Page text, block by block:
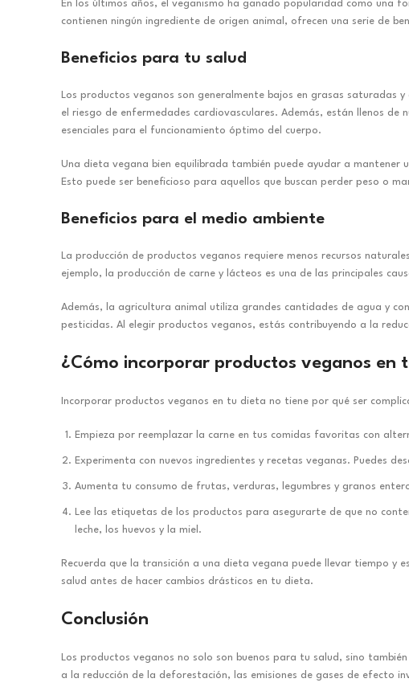
En los últimos años, el veganismo ha ganado popularidad como una
contienen ningún ingrediente de origen animal, ofrecen una serie de
Beneficios para tu salud
Los productos veganos son generalmente bajos en grasas saturadas
el riesgo de enfermedades cardiovasculares. Además, están llenos
esenciales para el funcionamiento óptimo del cuerpo.
Una dieta vegana bien equilibrada también puede ayudar a mantener
Esto puede ser beneficioso para aquellos que buscan perder peso o
Beneficios para el medio ambiente
La producción de productos veganos requiere menos recursos
ejemplo, la producción de carne y lácteos es una de las principales
Además, la agricultura animal utiliza grandes cantidades de agua y
pesticidas. Al elegir productos veganos, estás contribuyendo a la
¿Cómo incorporar productos veganos en
Incorporar productos veganos en tu dieta no tiene por qué ser
Empieza por reemplazar la carne en tus comidas favoritas con
Experimenta con nuevos ingredientes y recetas veganas. Puedes
Aumenta tu consumo de frutas, verduras, legumbres y granos
Lee las etiquetas de los productos para asegurarte de que no
leche, los huevos y la miel.
Recuerda que la transición a una dieta vegana puede llevar tiempo y
salud antes de hacer cambios drásticos en tu dieta.
Conclusión
Los productos veganos no solo son buenos para tu salud, sino
a la reducción de la deforestación, las emisiones de gases de efecto